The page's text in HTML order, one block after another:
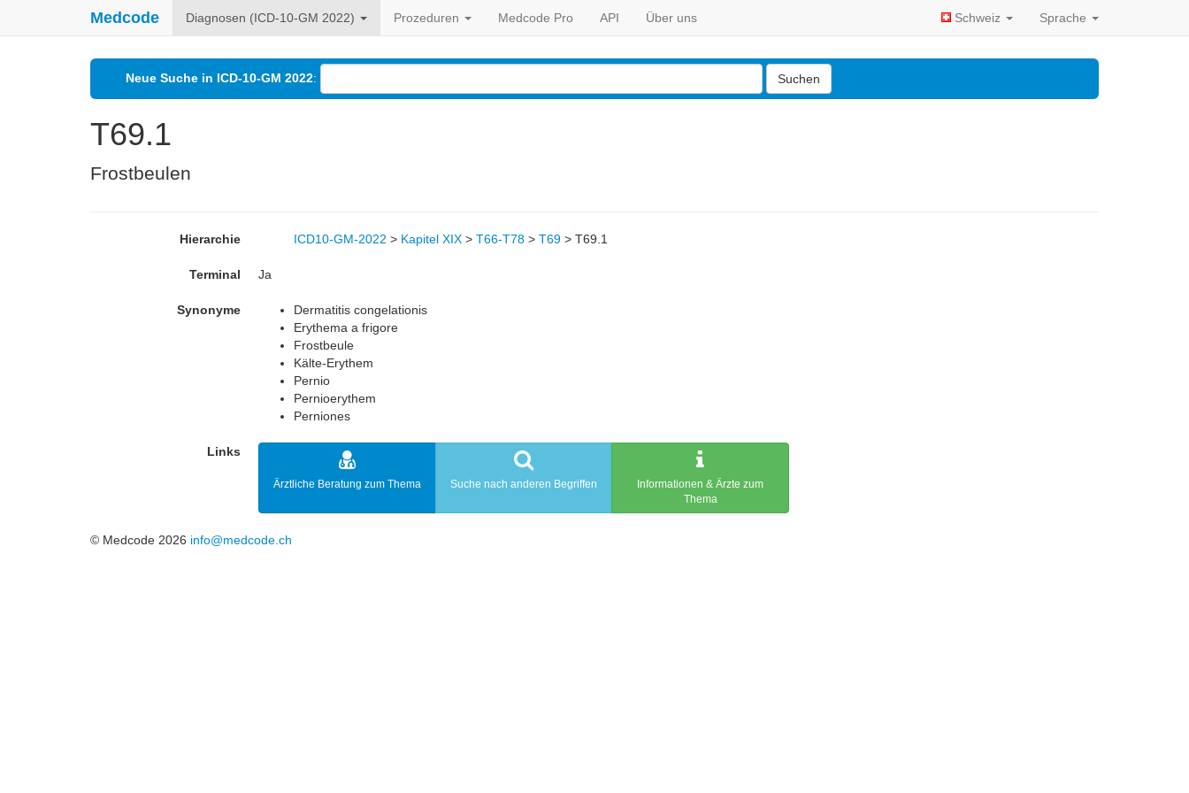
Medcode Diagnosen (ICD-10-GM 2022) Prozeduren Medcode Pro API Über uns Schweiz Sprache
Neue Suche in ICD-10-GM 2022: Suchen
T69.1
Frostbeulen
Hierarchie ICD10-GM-2022 > Kapitel XIX > T66-T78 > T69 > T69.1
Terminal Ja
Synonyme
Dermatitis congelationis
Erythema a frigore
Frostbeule
Kälte-Erythem
Pernio
Pernioerythem
Perniones
Links
Ärztliche Beratung zum Thema Suche nach anderen Begriffen
Informationen & Ärzte zum
Thema
© Medcode 2026 info@medcode.ch